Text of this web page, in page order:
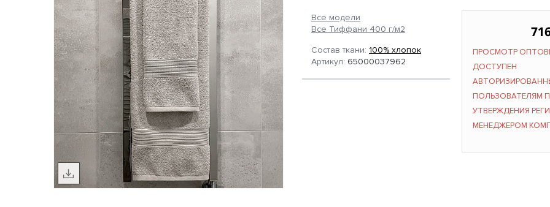
Все модели
Все Тиффани 400 г/м2
Состав ткани: 100% хлопок
Артикул: 65000037962
ПРОСМОТР
ДОСТУПЕН
ПОЛЬЗОВАТЕЛЯМ
УТВЕРЖДЕНИЯ
МЕНЕДЖЕРОМ